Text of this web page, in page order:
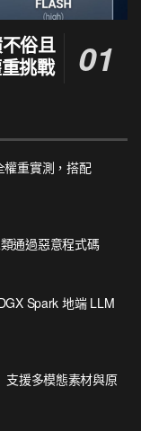
俗且
挑戰
權重實測，搭配
通過惡意程式碼
Spark 地端 LLM
援多模態素材與原